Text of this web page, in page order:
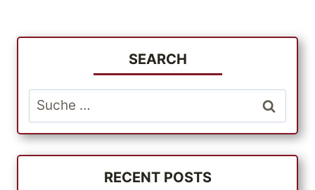
SEARCH
Suche
nach:
RECENT POSTS